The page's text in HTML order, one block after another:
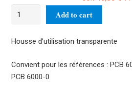
PCB-
Add to cart
Housse d’utilisation transparente
Convient pour les références : PCB
PCB 6000-0